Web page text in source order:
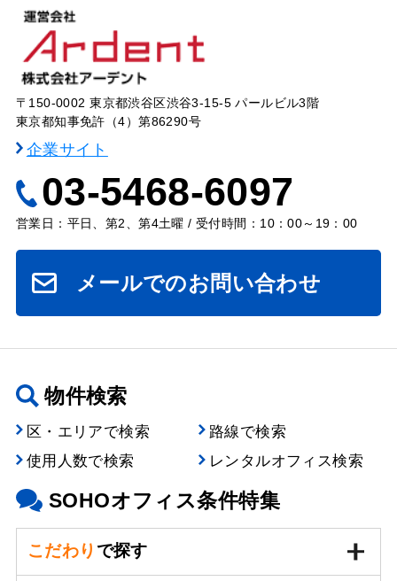
〒150-0002 東京都渋谷区渋谷3-15-5 パールビル3階
東京都知事免許（4）第86290号
企業サイト
03-5468-6097
営業日：平日、第2、第4土曜 / 受付時間：10：00～19：00
メールでのお問い合わせ
物件検索
区・エリアで検索
路線で検索
使用人数で検索
レンタルオフィス検索
SOHOオフィス条件特集
こだわり で探す